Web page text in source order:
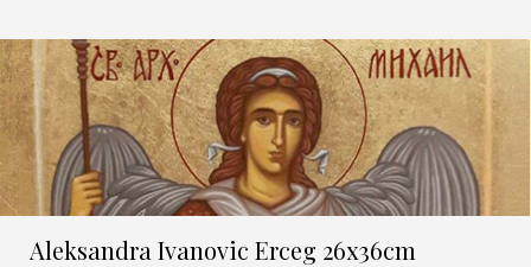
Aleksandra Ivanovic Erceg 26x36cm